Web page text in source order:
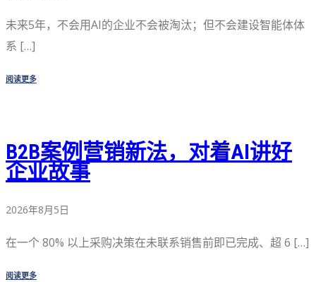
未来5年，不会用AI的企业不会被淘汰；但不会建设智能体体
系 […]
阅读更多
B2B案例营销新法，对着AI讲好
企业故事
2026年8月5日
在一个 80% 以上采购决策在未联系销售前即已完成、超 6 […]
阅读更多